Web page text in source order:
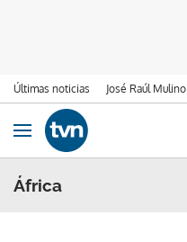
Últimas noticias José Raúl Mulino
Ir al contenido
Obrir navegació
África